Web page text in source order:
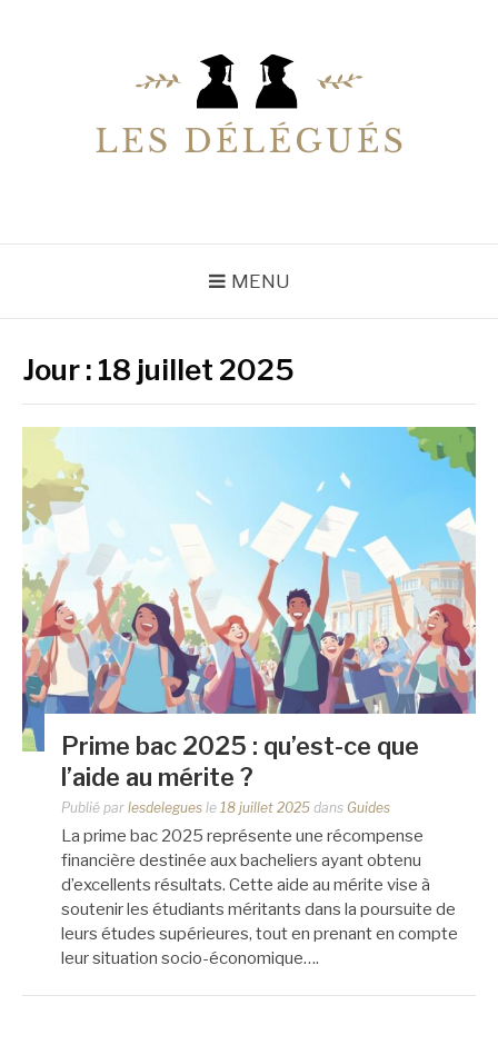
MENU
Jour : 18 juillet 2025
Prime bac 2025 : qu’est-ce que
l’aide au mérite ?
Publié par lesdelegues le 18 juillet 2025 dans Guides
La prime bac 2025 représente une récompense
financière destinée aux bacheliers ayant obtenu
d’excellents résultats. Cette aide au mérite vise à
soutenir les étudiants méritants dans la poursuite de
leurs études supérieures, tout en prenant en compte
leur situation socio-économique….